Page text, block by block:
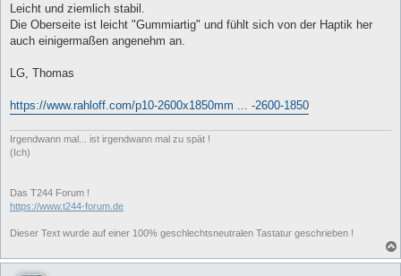
Leicht und ziemlich stabil.
Die Oberseite ist leicht "Gummiartig" und fühlt sich von der Haptik her
auch einigermaßen angenehm an.
LG, Thomas
https://www.rahloff.com/p10-2600x1850mm ... -2600-1850
Irgendwann mal... ist irgendwann mal zu spät !
(Ich)
Das T244 Forum !
https://www.t244-forum.de
Dieser Text wurde auf einer 100% geschlechtsneutralen Tastatur geschrieben !